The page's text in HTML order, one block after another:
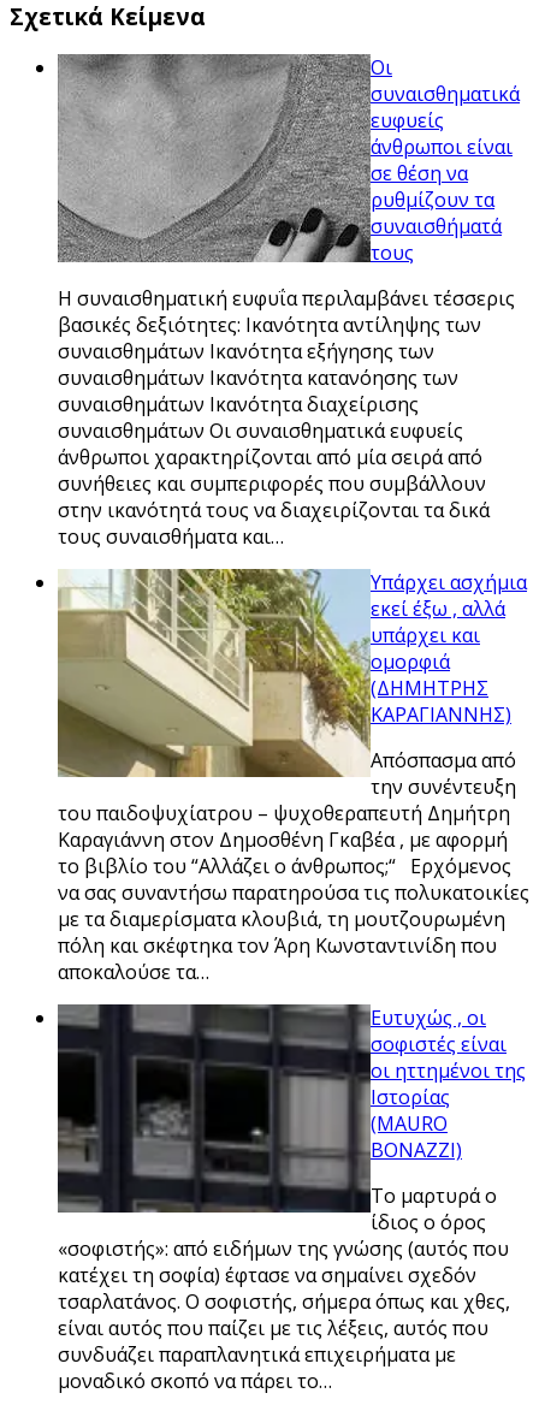
Σχετικά Κείμενα
Οι
συναισθηματικά
ευφυείς
άνθρωποι είναι
σε θέση να
ρυθμίζουν τα
συναισθήματά
τους
Η συναισθηματική ευφυΐα περιλαμβάνει τέσσερις
βασικές δεξιότητες: Ικανότητα αντίληψης των
συναισθημάτων Ικανότητα εξήγησης των
συναισθημάτων Ικανότητα κατανόησης των
συναισθημάτων Ικανότητα διαχείρισης
συναισθημάτων Οι συναισθηματικά ευφυείς
άνθρωποι χαρακτηρίζονται από μία σειρά από
συνήθειες και συμπεριφορές που συμβάλλουν
στην ικανότητά τους να διαχειρίζονται τα δικά
τους συναισθήματα και…
Υπάρχει ασχήμια
εκεί έξω , αλλά
υπάρχει και
ομορφιά
(ΔΗΜΗΤΡΗΣ
ΚΑΡΑΓΙΑΝΝΗΣ)
Απόσπασμα από
την συνέντευξη
του παιδοψυχίατρου – ψυχοθεραπευτή Δημήτρη
Καραγιάννη στον Δημοσθένη Γκαβέα , με αφορμή
το βιβλίο του “Αλλάζει ο άνθρωπος;“ Ερχόμενος
να σας συναντήσω παρατηρούσα τις πολυκατοικίες
με τα διαμερίσματα κλουβιά, τη μουτζουρωμένη
πόλη και σκέφτηκα τον Άρη Κωνσταντινίδη που
αποκαλούσε τα…
Ευτυχώς , οι
σοφιστές είναι
οι ηττημένοι της
Ιστορίας
(MAURO
BONAZZI)
Το μαρτυρά ο
ίδιος ο όρος
«σοφιστής»: από ειδήμων της γνώσης (αυτός που
κατέχει τη σοφία) έφτασε να σημαίνει σχεδόν
τσαρλατάνος. Ο σοφιστής, σήμερα όπως και χθες,
είναι αυτός που παίζει με τις λέξεις, αυτός που
συνδυάζει παραπλανητικά επιχειρήματα με
μοναδικό σκοπό να πάρει το…